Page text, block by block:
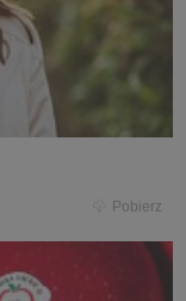
Pobierz